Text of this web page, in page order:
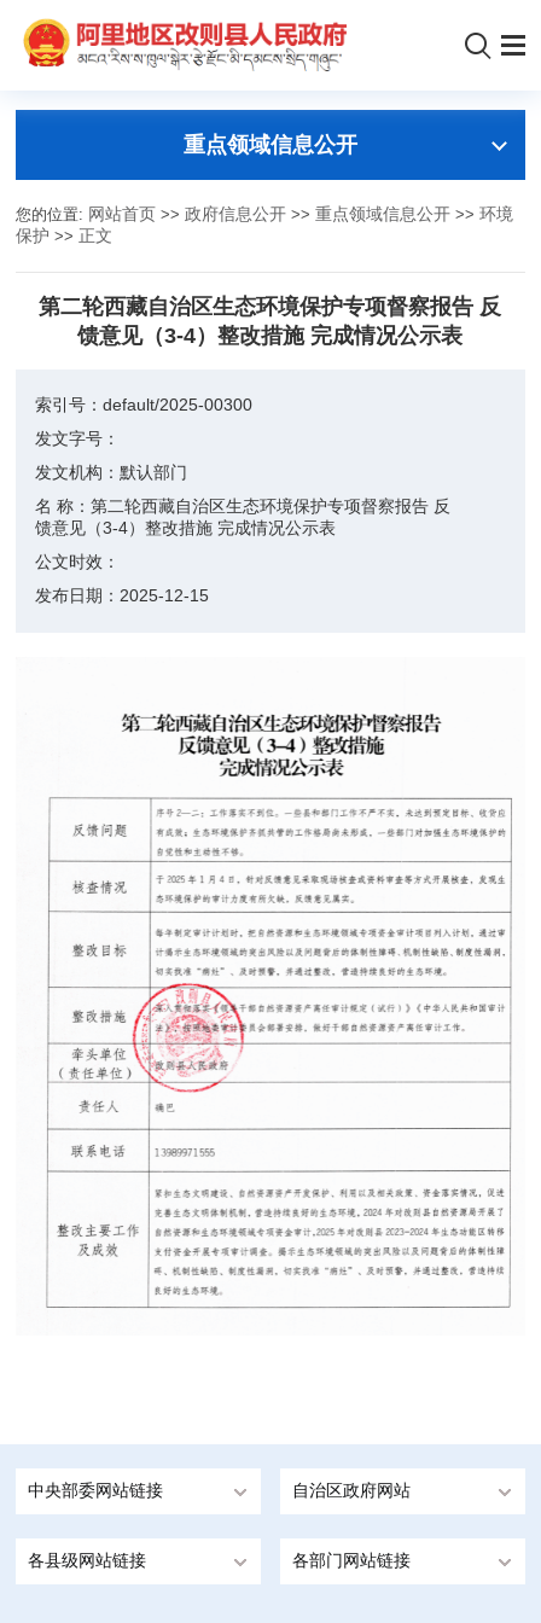
重点领域信息公开
您的位置: 网站首页 >>政府信息公开 >>重点领域信息公开 >>环境
保护 >> 正文
第二轮西藏自治区生态环境保护专项督察报告 反
馈意见（3-4）整改措施 完成情况公示表
索引号：default/2025-00300
发文字号：
发文机构：默认部门
名 称：第二轮西藏自治区生态环境保护专项督察报告 反
馈意见（3-4）整改措施 完成情况公示表
公文时效：
发布日期： 2025-12-15
中央部委网站链接 自治区政府网站
各县级网站链接 各部门网站链接